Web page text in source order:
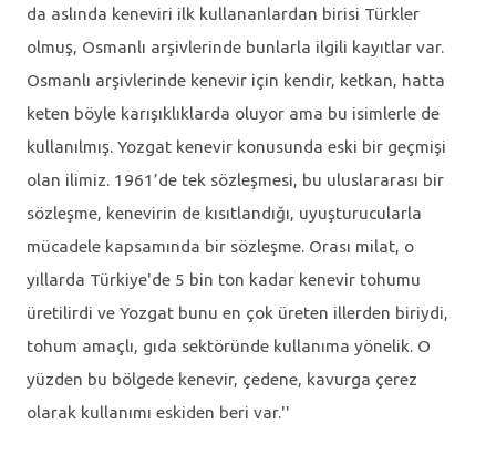
da aslında keneviri ilk kullananlardan birisi Türkler
olmuş, Osmanlı arşivlerinde bunlarla ilgili kayıtlar var.
Osmanlı arşivlerinde kenevir için kendir, ketkan, hatta
keten böyle karışıklıklarda oluyor ama bu isimlerle de
kullanılmış. Yozgat kenevir konusunda eski bir geçmişi
olan ilimiz. 1961’de tek sözleşmesi, bu uluslararası bir
sözleşme, kenevirin de kısıtlandığı, uyuşturucularla
mücadele kapsamında bir sözleşme. Orası milat, o
yıllarda Türkiye'de 5 bin ton kadar kenevir tohumu
üretilirdi ve Yozgat bunu en çok üreten illerden biriydi,
tohum amaçlı, gıda sektöründe kullanıma yönelik. O
yüzden bu bölgede kenevir, çedene, kavurga çerez
olarak kullanımı eskiden beri var.''